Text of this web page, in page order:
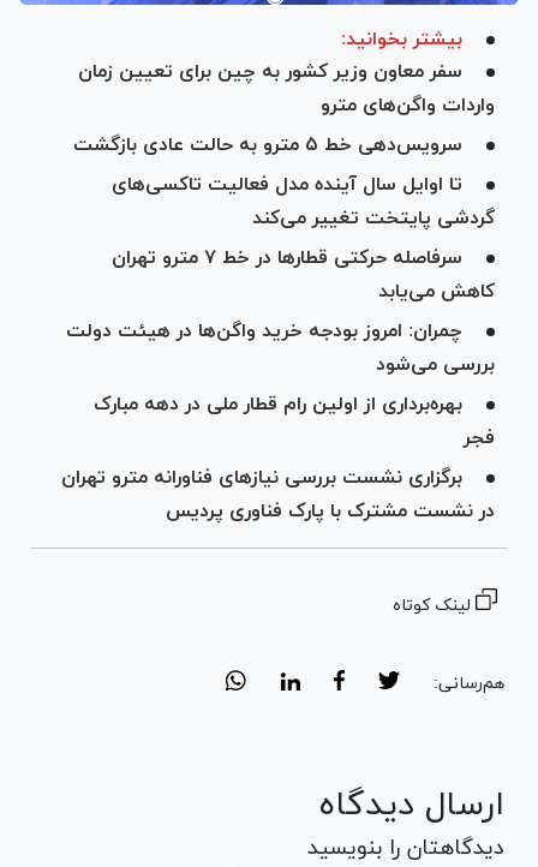
بیشتر بخوانید:
سفر معاون وزیر کشور به چین برای تعیین زمان
واردات واگن‌های مترو
سرویس‌دهی خط ۵ مترو به حالت عادی بازگشت
تا اوایل سال آینده مدل فعالیت تاکسی‌های
گردشی پایتخت تغییر می‌کند
سرفاصله حرکتی قطارها در خط ۷ مترو تهران
کاهش می‌یابد
چمران: امروز بودجه خرید واگن‌ها در هیئت دولت
بررسی می‌شود
بهره‌برداری از اولین رام قطار ملی در دهه مبارک
فجر
برگزاری نشست بررسی نیاز‌های فناورانه مترو تهران
در نشست مشترک با پارک فناوری پردیس
لینک کوتاه
هم‌رسانی:
ارسال دیدگاه
دیدگاهتان را بنویسید